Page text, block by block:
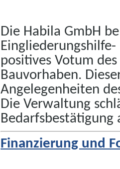
Die Habila GmbH
positives Votum
Bauvorhaben.
Angelegenheiten
Die Verwaltung
Bedarfsbestätigung
Finanzierung und